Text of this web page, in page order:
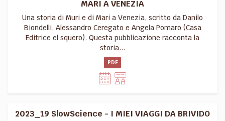
MARI A VENEZIA
Una storia di Muri e di Mari a Venezia, scritto da Danilo
Biondelli, Alessandro Ceregato e Angela Pomaro (Casa
Editrice el squero). Questa pubblicazione racconta la
storia...
PDF
2023_19 SlowScience - I MIEI VIAGGI DA BRIVIDO